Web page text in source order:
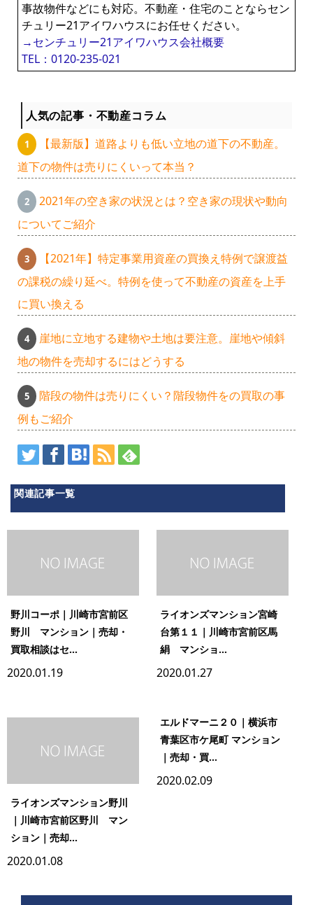
事故物件などにも対応。不動産・住宅のことならセン
チュリー21アイワハウスにお任せください。
→センチュリー21アイワハウス会社概要
TEL：0120-235-021
人気の記事・不動産コラム
【最新版】道路よりも低い立地の道下の不動産。
道下の物件は売りにくいって本当？
2021年の空き家の状況とは？空き家の現状や動向
についてご紹介
【2021年】特定事業用資産の買換え特例で譲渡益
の課税の繰り延べ。特例を使って不動産の資産を上手
に買い換える
崖地に立地する建物や土地は要注意。崖地や傾斜
地の物件を売却するにはどうする
階段の物件は売りにくい？階段物件をの買取の事
例もご紹介
関連記事一覧
野川コーポ｜川崎市宮前区
野川 マンション｜売却・
買取相談はセ...
2020.01.19
ライオンズマンション宮崎
台第１１｜川崎市宮前区馬
絹 マンショ...
2020.01.27
ライオンズマンション野川
｜川崎市宮前区野川 マン
ション｜売却...
2020.01.08
エルドマーニ２０｜横浜市
青葉区市ケ尾町 マンション
｜売却・買...
2020.02.09